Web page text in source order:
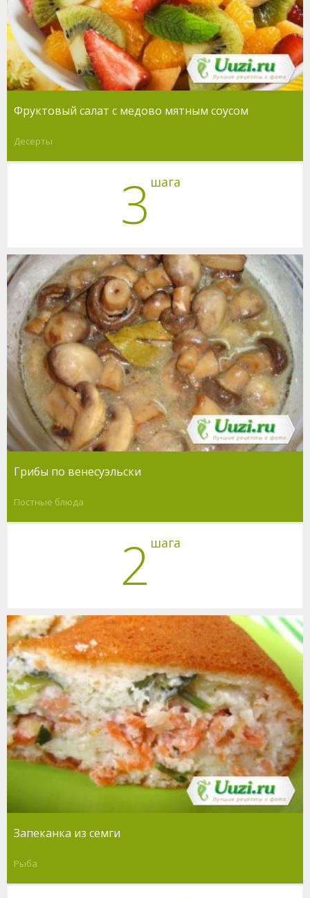
Фруктовый салат с медово мятным соусом
Десерты
3 шага
Грибы по венесуэльски
Постные блюда
2 шага
Запеканка из семги
Рыба